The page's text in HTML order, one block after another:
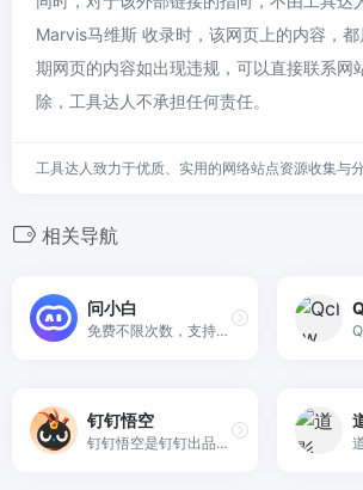
Marvis马维斯 收录时，该网页上的内容，
期网页的内容如出现违规，可以直接联系网
除，工具达人不承担任何责任。
工具达人致力于优质、实用的网络站点资源收集与分
相关导航
问小白
免费不限次数，支持深度思考和联网搜索。帮你写作、创作、分析和规划，各种任务随时交给我！
钉钉悟空
钉钉悟空是钉钉出品的个人 AI 助理，通过手机钉钉远程驱动电脑执行操作，具备跨应用自主执行、自动搜信息、填表格、发社媒等真实执行能力。